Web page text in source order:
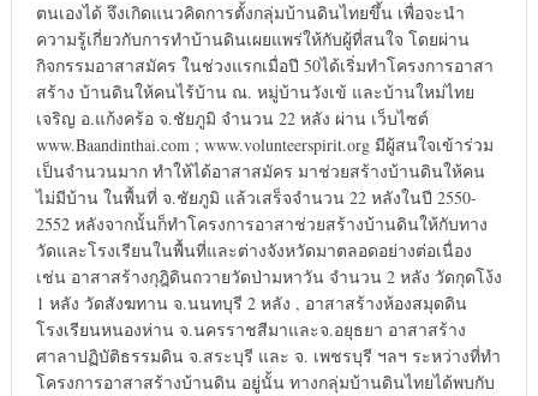
ตนเองได้ จึงเกิดแนวคิดการตั้งกลุ่มบ้านดินไทยขึ้น เพื่อจะนำ
ความรู้เกี่ยวกับการทำบ้านดินเผยแพร่ให้กับผู้ที่สนใจ โดยผ่าน
กิจกรรมอาสาสมัคร ในช่วงแรกเมื่อปี 50ได้เริ่มทำโครงการอาสา
สร้าง บ้านดินให้คนไร้บ้าน ณ. หมู่บ้านวังเข้ และบ้านใหม่ไทย
เจริญ อ.แก้งคร้อ จ.ชัยภูมิ จำนวน 22 หลัง ผ่าน เว็บไซต์
www.Baandinthai.com ; www.volunteerspirit.org มีผู้สนใจเข้าร่วม
เป็นจำนวนมาก ทำให้ได้อาสาสมัคร มาช่วยสร้างบ้านดินให้คน
ไม่มีบ้าน ในพื้นที่ จ.ชัยภูมิ แล้วเสร็จจำนวน 22 หลังในปี 2550-
2552 หลังจากนั้นก็ทำโครงการอาสาช่วยสร้างบ้านดินให้กับทาง
วัดและโรงเรียนในพื้นที่และต่างจังหวัดมาตลอดอย่างต่อเนื่อง
เช่น อาสาสร้างกุฎิดินถวายวัดป่ามหาวัน จำนวน 2 หลัง วัดกุดโง้ง
1 หลัง วัดสังฆทาน จ.นนทบุรี 2 หลัง , อาสาสร้างห้องสมุดดิน
โรงเรียนหนองห่าน จ.นครราชสีมาและจ.อยุธยา อาสาสร้าง
ศาลาปฏิบัติธรรมดิน จ.สระบุรี และ จ. เพชรบุรี ฯลฯ ระหว่างที่ทำ
โครงการอาสาสร้างบ้านดิน อยู่นั้น ทางกลุ่มบ้านดินไทยได้พบกับ